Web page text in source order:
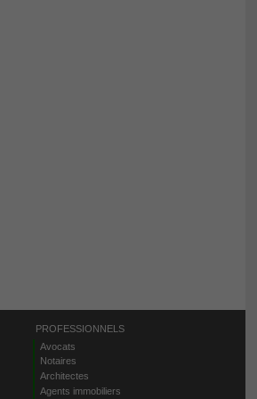
PROFESSIONNELS
Avocats
Notaires
Architectes
Agents immobiliers